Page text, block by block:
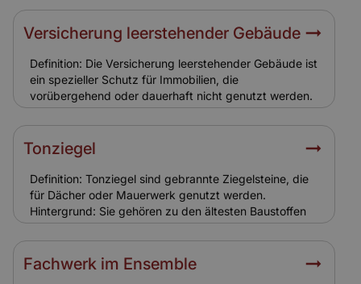
Versicherung leerstehender Gebäude
Definition: Die Versicherung leerstehender Gebäude ist
ein spezieller Schutz für Immobilien, die
vorübergehend oder dauerhaft nicht genutzt werden.
Hintergrund: Leerstehende Ensemble-Gebäude sind
stärker gefährdet durch Vandalismus, Einbruch,
Brandstiftung oder Frostschäden. Relevanz für
Versicherung: Standardpolicen greifen oft nicht. Eine
spezielle Leerstandsversicherung ist notwendig, um
Schutzlücken zu vermeiden.
Tonziegel
Definition: Tonziegel sind gebrannte Ziegelsteine, die
für Dächer oder Mauerwerk genutzt werden.
Hintergrund: Sie gehören zu den ältesten Baustoffen
und sind in vielen Ensemble-Gebäuden verbaut.
Tonziegel sind robust, aber witterungsanfällig und
benötigen regelmäßige Wartung. Relevanz für
Fachwerk im Ensemble